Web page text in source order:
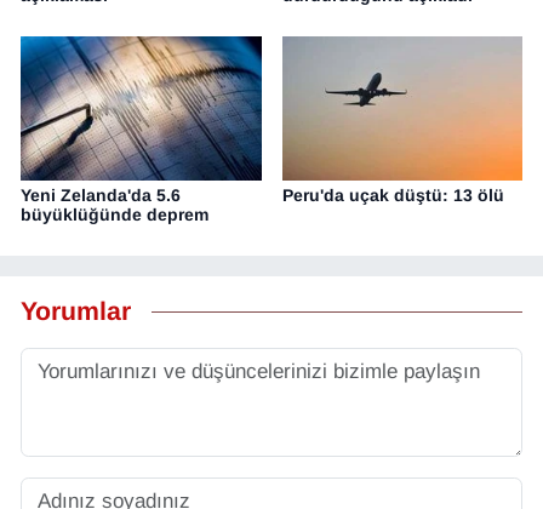
Yeni Zelanda'da 5.6
büyüklüğünde deprem
Peru'da uçak düştü: 13 ölü
Yorumlar